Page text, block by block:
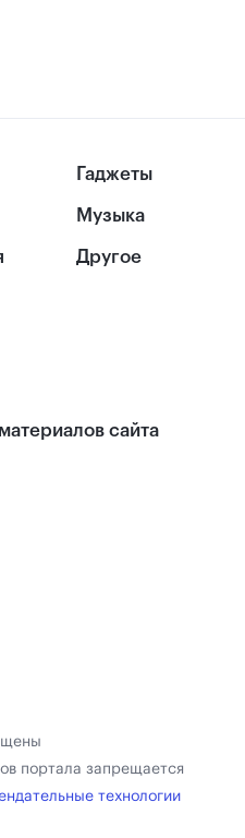
Гаджеты
Музыка
Другое
сайта
портала запрещается
технологии